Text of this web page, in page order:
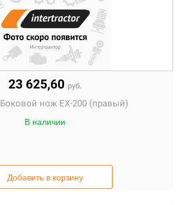
23 625,60 руб.
Боковой нож EX-200 (правый)
В наличии
Добавить в корзину